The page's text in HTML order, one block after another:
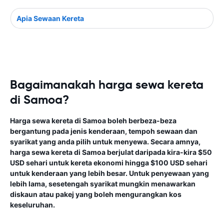
Apia Sewaan Kereta
Bagaimanakah harga sewa kereta
di Samoa?
Harga sewa kereta di Samoa boleh berbeza-beza
bergantung pada jenis kenderaan, tempoh sewaan dan
syarikat yang anda pilih untuk menyewa. Secara amnya,
harga sewa kereta di Samoa berjulat daripada kira-kira $50
USD sehari untuk kereta ekonomi hingga $100 USD sehari
untuk kenderaan yang lebih besar. Untuk penyewaan yang
lebih lama, sesetengah syarikat mungkin menawarkan
diskaun atau pakej yang boleh mengurangkan kos
keseluruhan.